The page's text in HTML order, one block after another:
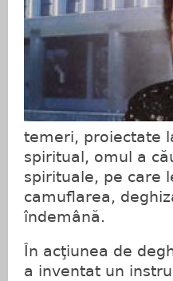
temeri, proiectate
spiritual, omul a
spirituale, pe care
camuflarea,
îndemână.
În acţiunea de
a inventat un